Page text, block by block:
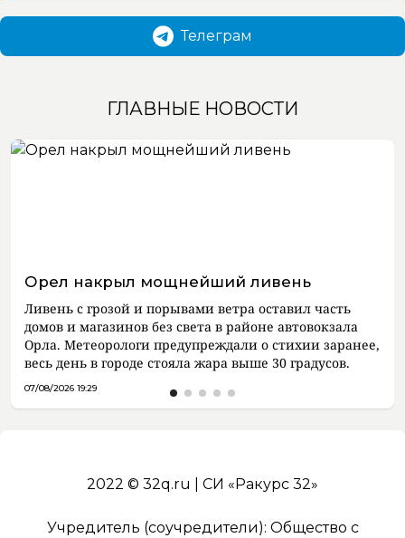
Телеграм
ГЛАВНЫЕ НОВОСТИ
Орел накрыл мощнейший ливень
Ливень с грозой и порывами ветра оставил часть
домов и магазинов без света в районе автовокзала
Орла. Метеорологи предупреждали о стихии заранее,
весь день в городе стояла жара выше 30 градусов.
07/08/2026 19:29
2022 © 32q.ru | СИ «Ракурс 32»
Учредитель (соучредители): Общество с